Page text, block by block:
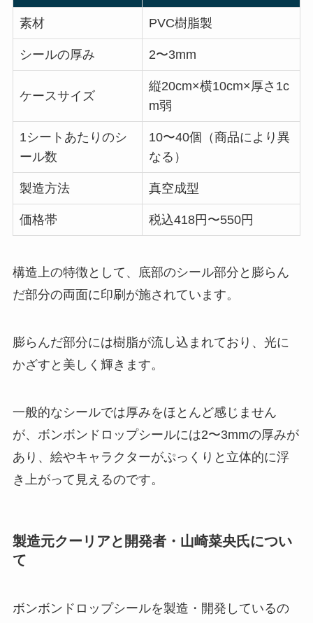
素材 PVC樹脂製
シールの厚み 2〜3mm
ケースサイズ
縦20cm×横10cm×厚さ1c
m弱
1シートあたりのシ
ール数
10〜40個（商品により異
なる）
製造方法 真空成型
価格帯 税込418円〜550円
構造上の特徴として、底部のシール部分と膨らん
だ部分の両面に印刷が施されています。
膨らんだ部分には樹脂が流し込まれており、光に
かざすと美しく輝きます。
一般的なシールでは厚みをほとんど感じません
が、ボンボンドロップシールには2〜3mmの厚みが
あり、絵やキャラクターがぷっくりと立体的に浮
き上がって見えるのです。
製造元クーリアと開発者・山崎菜央氏につい
て
ボンボンドロップシールを製造・開発しているの